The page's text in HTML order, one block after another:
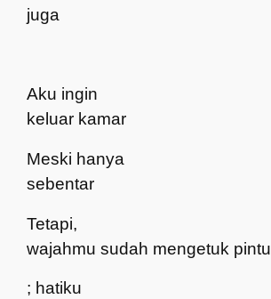
juga
Aku ingin
keluar kamar
Meski hanya
sebentar
Tetapi,
wajahmu sudah mengetuk pintu
; hatiku